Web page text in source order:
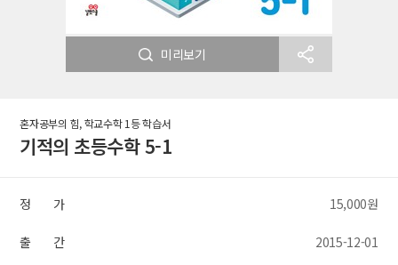
미리보기
혼자공부의 힘, 학교수학 1등 학습서
기적의 초등수학 5-1
정 가 15,000원
출 간 2015-12-01